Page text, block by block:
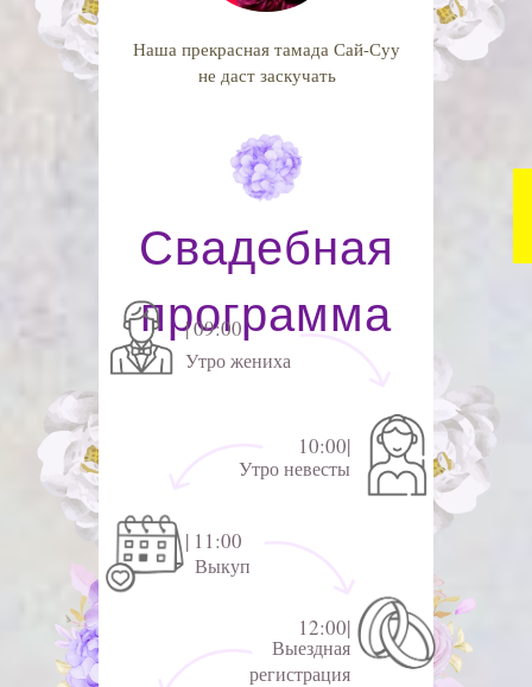
Наша прекрасная тамада Сай-Суу
не даст заскучать
Свадебная
программа
10:00|
| 09:00
| 11:00
12:00|
Утро жениха
Выездная
регистрация
Утро невесты
Выкуп